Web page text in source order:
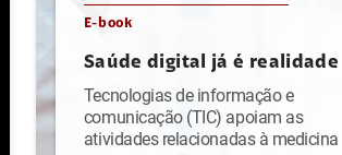
E-book
Saúde digital já é realidade
Tecnologias de informação e
comunicação (TIC) apoiam as
atividades relacionadas à medicina